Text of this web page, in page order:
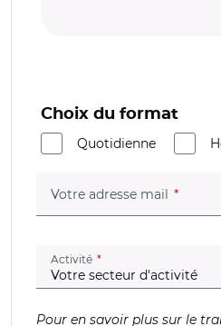
Choix du format
Quotidienne
Votre adresse mail
Activité (champ obligatoire)
Pour en savoir plus sur le